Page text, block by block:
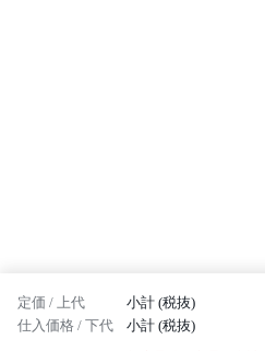
定価 / 上代 小計 (税抜)
仕入価格 / 下代 小計 (税抜)